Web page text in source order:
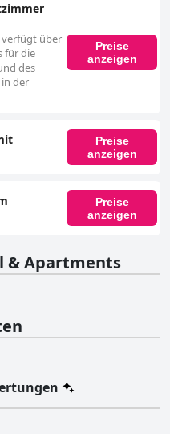
verfügt über
für die
des
der
Preise
anzeigen
Preise
anzeigen
Preise
anzeigen
& Apartments